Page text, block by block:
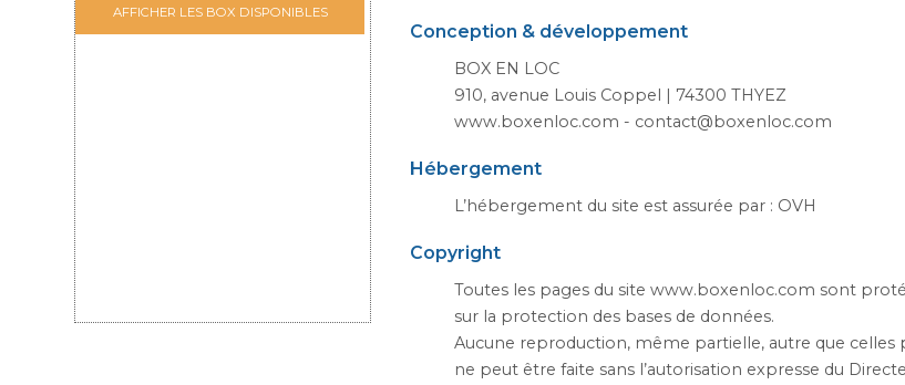
AFFICHER LES BOX DISPONIBLES
Conception & développement
BOX EN LOC
910, avenue Louis Coppel | 74300 THYEZ
www.boxenloc.com - contact@boxenloc.com
Hébergement
L’hébergement du site est assurée par : OVH
Copyright
Toutes les pages du site www.boxenloc.com sont
sur la protection des bases de données.
Aucune reproduction, même partielle, autre que celles
ne peut être faite sans l’autorisation expresse du